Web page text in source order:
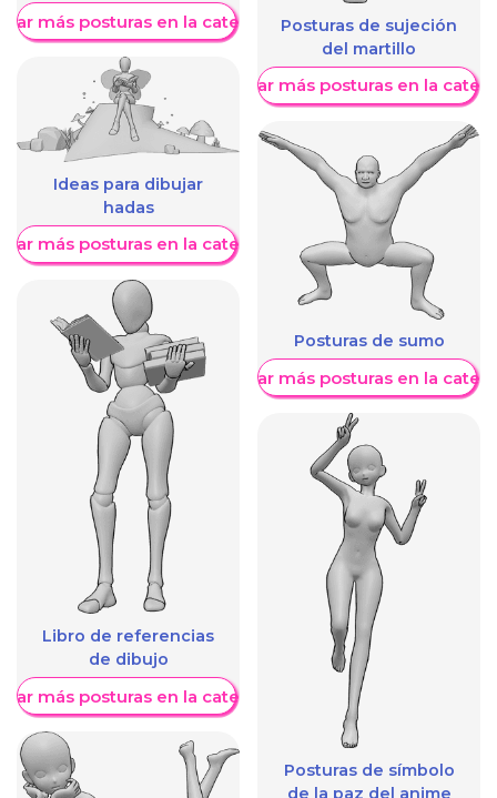
más posturas en la categoría
Ideas para dibujar
hadas
más posturas en la categoría
Libro de referencias
de dibujo
más posturas en la categoría
Posturas de sujeción
del martillo
Mostrar más posturas en la
Posturas de sumo
Mostrar más posturas en la
Posturas de símbolo
de la paz del anime